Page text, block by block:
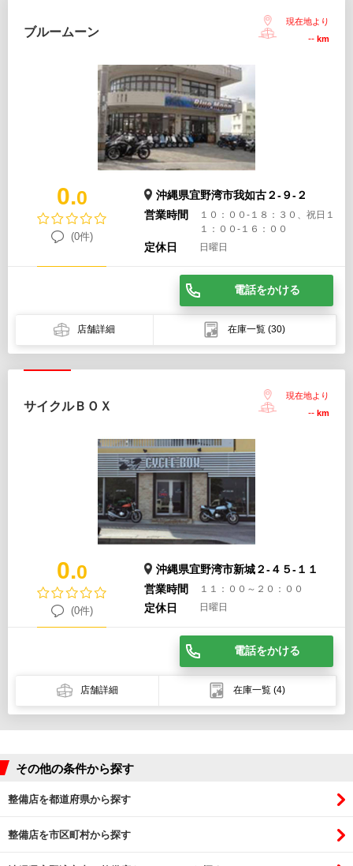
ブルームーン
現在地より
-- km
0.0
(0件)
沖縄県宜野湾市我如古２-９-２
営業時間
１０：００-１８：３０、祝日１
１：００-１６：００
定休日 日曜日
電話をかける
店舗詳細 在庫一覧 (30)
サイクルＢＯＸ
現在地より
-- km
0.0
(0件)
沖縄県宜野湾市新城２-４５-１１
営業時間
１１：００～２０：００
定休日 日曜日
電話をかける
店舗詳細 在庫一覧 (4)
その他の条件から探す
整備店を都道府県から探す
整備店を市区町村から探す